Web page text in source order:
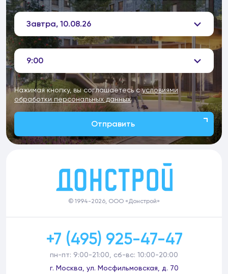
Завтра, 10.08.26
9:00
Нажимая кнопку, вы соглашаетесь сусловиями
обработки персональных данных
Отправить
© 1994-2026, ООО «Донстрой»
+7 (495) 925-47-47
пн-пт: 9:00-21:00, сб-вс: 10:00-20:00
г. Москва, ул. Мосфильмовская, д. 70